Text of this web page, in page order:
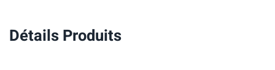
Détails Produits